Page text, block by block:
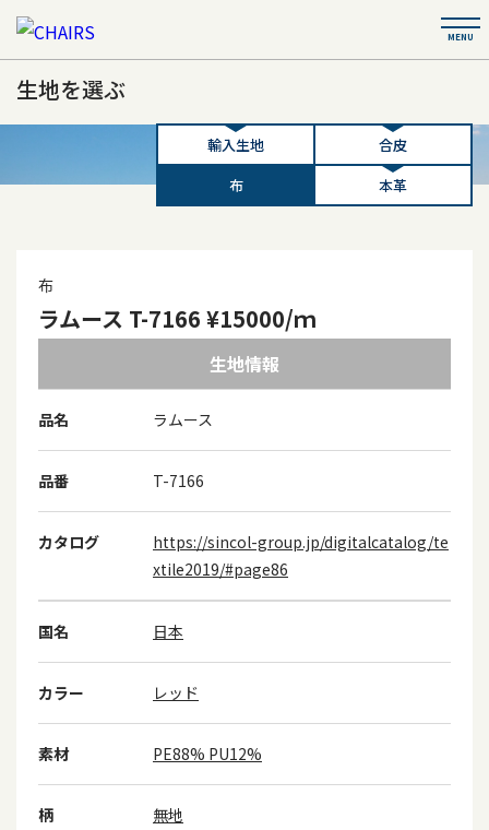
生地を選ぶ
輸入生地
合皮
布
本革
布
ラムース T-7166 ¥15000/ｍ
生地情報
品名 ラムース
品番 T-7166
カタログ
https://sincol-group.jp/digitalcatalog/te
xtile2019/#page86
国名 日本
カラー レッド
素材 PE88% PU12%
柄 無地